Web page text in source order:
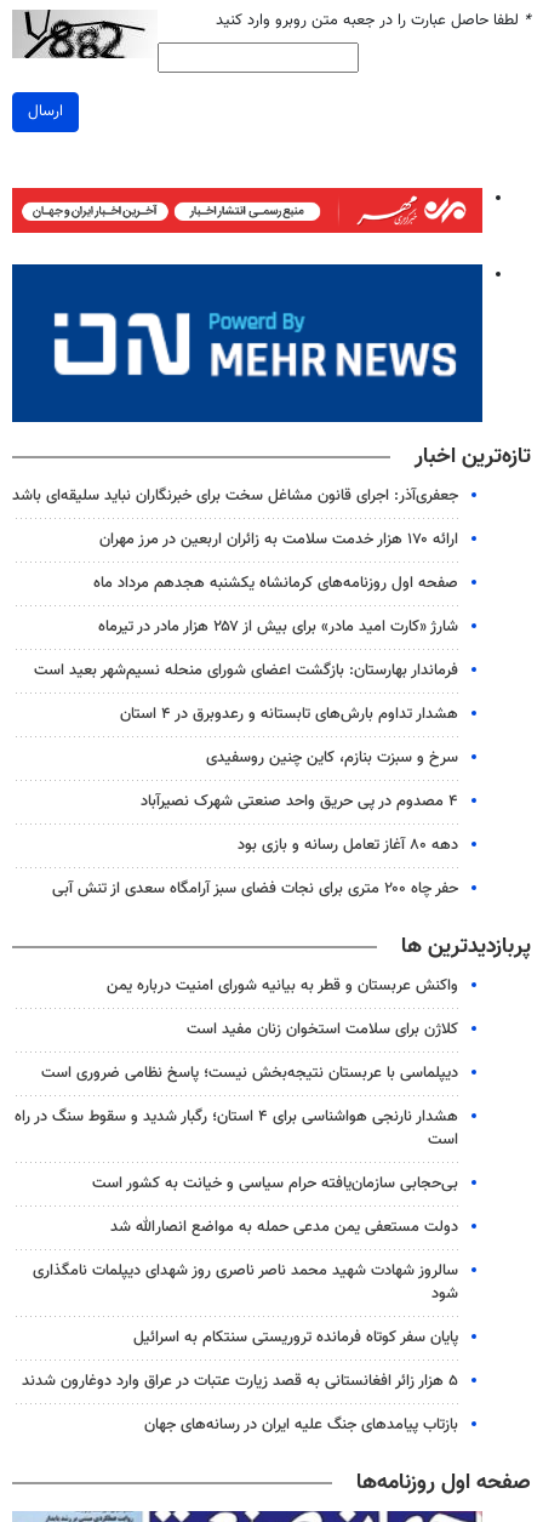
* لطفا حاصل عبارت را در جعبه متن روبرو وارد کنید
ارسال
تازه‌ترین اخبار
جعفری‌آذر: اجرای قانون مشاغل سخت برای خبرنگاران نباید سلیقه‌ای باشد
ارائه ۱۷۰ هزار خدمت سلامت به زائران اربعین در مرز مهران
صفحه اول روزنامه‌های کرمانشاه یکشنبه هجدهم مرداد ماه
شارژ «کارت امید مادر» برای بیش از ۲۵۷ هزار مادر در تیرماه
فرماندار بهارستان: بازگشت اعضای شورای منحله نسیم‌شهر بعید است
هشدار تداوم بارش‌های تابستانه و رعدوبرق در ۴ استان
سرخ و سبزت بنازم، کاین چنین روسفیدی
۴ مصدوم در پی حریق واحد صنعتی شهرک نصیرآباد
دهه ۸۰ آغاز تعامل رسانه و بازی بود
حفر چاه ۲۰۰ متری برای نجات فضای سبز آرامگاه سعدی از تنش آبی
پربازدیدترین ها
واکنش عربستان و قطر به بیانیه شورای امنیت درباره یمن
کلاژن برای سلامت استخوان زنان مفید است
دیپلماسی با عربستان نتیجه‌بخش نیست؛ پاسخ نظامی ضروری است
هشدار نارنجی هواشناسی برای ۴ استان؛ رگبار شدید و سقوط سنگ در راه
است
بی‌حجابی سازمان‌یافته حرام سیاسی و خیانت به کشور است
دولت مستعفی یمن مدعی حمله به مواضع انصارالله شد
سالروز شهادت شهید محمد ناصر ناصری روز شهدای دیپلمات نامگذاری
شود
پایان سفر کوتاه فرمانده تروریستی سنتکام به اسرائیل
۵ هزار زائر افغانستانی به قصد زیارت عتبات در عراق وارد دوغارون شدند
بازتاب پیامدهای جنگ علیه ایران در رسانه‌های جهان
صفحه اول روزنامه‌ها